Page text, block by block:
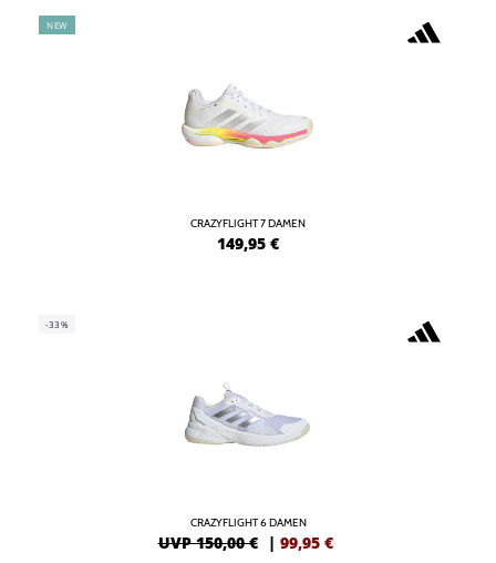
NEW
CRAZYFLIGHT 7 DAMEN
149,95 €
-33%
CRAZYFLIGHT 6 DAMEN
UVP 150,00 € | 99,95 €